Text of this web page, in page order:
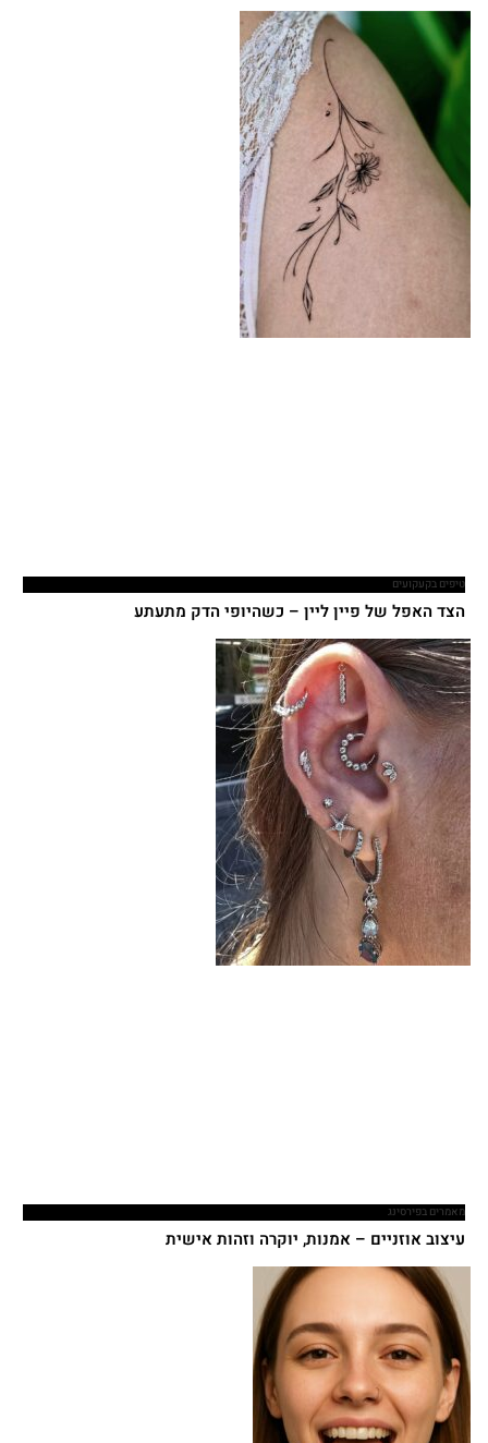
טיפים בקעקועים
הצד האפל של פיין ליין – כשהיופי הדק מתעתע
מאמרים בפירסינג
עיצוב אוזניים – אמנות, יוקרה וזהות אישית